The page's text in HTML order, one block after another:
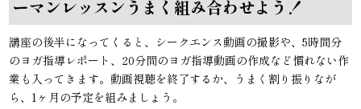
ーマンレッスンうまく組み合わせよう！
講座の後半になってくると、シークエンス動画の撮影や、5時間分
のヨガ指導レポート、20分間のヨガ指導動画の作成など慣れない作
業も入ってきます。動画視聴を終了するか、うまく割り振りなが
ら、1ヶ月の予定を組みましょう。